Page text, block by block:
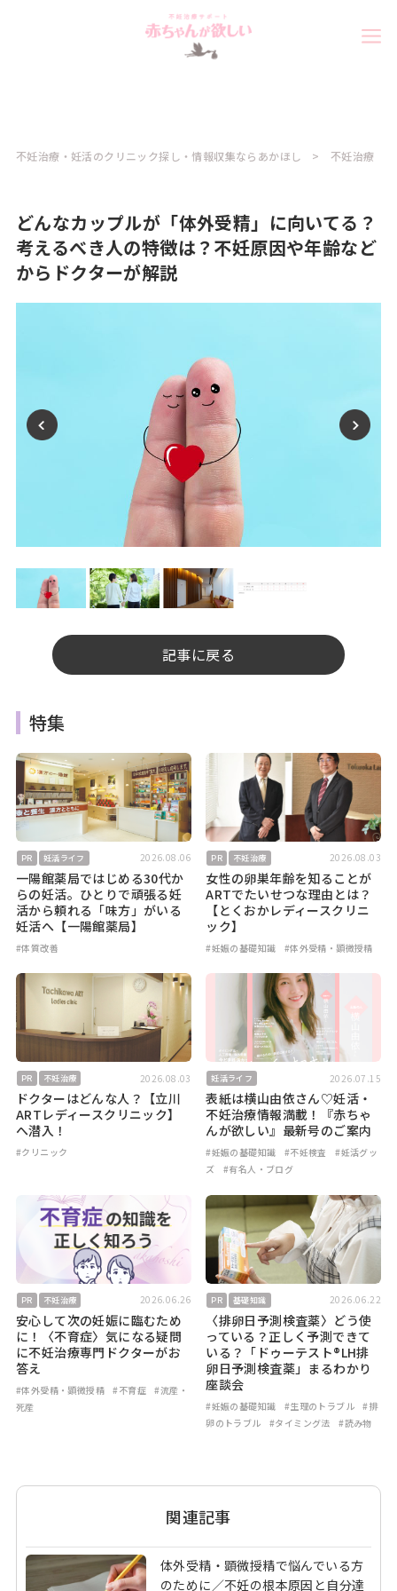
不妊治療・妊活のクリニック探し・情報収集ならあかほし 不妊治療
どんなカップルが「体外受精」に向いてる？
考えるべき人の特徴は？不妊原因や年齢など
からドクターが解説
記事に戻る
特集
PR 妊活ライフ 2026.08.06
一陽館薬局ではじめる30代か
らの妊活。ひとりで頑張る妊
活から頼れる「味方」がいる
妊活へ【一陽館薬局】
#体質改善
PR 不妊治療 2026.08.03
女性の卵巣年齢を知ることが
ARTでたいせつな理由とは？
【とくおかレディースクリニ
ック】
#妊娠の基礎知識 #体外受精・顕微授精
PR 不妊治療 2026.08.03
ドクターはどんな人？【立川
ARTレディースクリニック】
へ潜入！
#クリニック
妊活ライフ 2026.07.15
表紙は横山由依さん♡妊活・
不妊治療情報満載！『赤ちゃ
んが欲しい』最新号のご案内
#妊娠の基礎知識 #不妊検査
#妊活グッ
ズ
#有名人・ブログ
PR 不妊治療 2026.06.26
安心して次の妊娠に臨むため
に！〈不育症〉気になる疑問
に不妊治療専門ドクターがお
答え
#体外受精・顕微授精 #不育症
#流産・
死産
PR 基礎知識 2026.06.22
〈排卵日予測検査薬〉どう使
っている？正しく予測できて
いる？「ドゥーテスト®LH排
卵日予測検査薬」まるわかり
座談会
#妊娠の基礎知識 #生理のトラブル
#排
卵のトラブル
#タイミング法 #読み物
関連記事
体外受精・顕微授精で悩んでいる方
のために／不妊の根本原因と自分達